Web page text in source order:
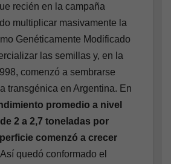
recién en la campaña
multiplicar masivamente la
Genéticamente Modificado
las semillas y, en la
comenzó a sembrarse
transgénica en Argentina. En
promedio a nivel
2 a 2,7 toneladas por
comenzó a crecer
quedó conformado el